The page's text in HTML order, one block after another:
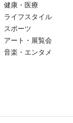
健康・医療
ライフスタイル
スポーツ
アート・展覧会
音楽・エンタメ